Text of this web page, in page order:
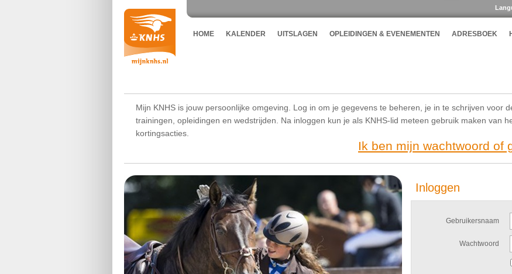
HOME KALENDER UITSLAGEN OPLEIDINGEN & EVENEMENTEN ADRESBOEK
Mijn KNHS is jouw persoonlijke omgeving. Log in om je gegevens te beheren, je in te schrijven voor
trainingen, opleidingen en wedstrijden. Na inloggen kun je als KNHS-lid meteen gebruik maken van
kortingsacties.
Ik ben mijn wachtwoord of
Inloggen
Gebruikersnaam
Wachtwoord